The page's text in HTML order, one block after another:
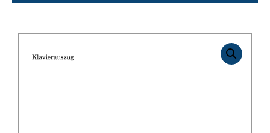
Home
Kammermusik